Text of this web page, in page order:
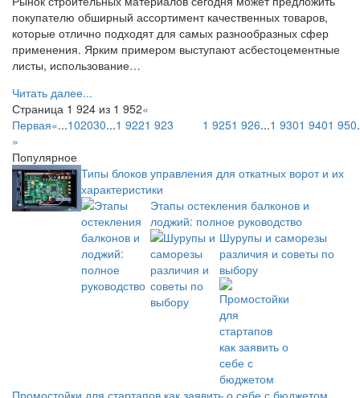
покупателю обширный ассортимент качественных товаров,
которые отлично подходят для самых разнообразных сфер
применения. Ярким примером выступают асбестоцементные
листы, использование…
Читать далее...
Страница 1 924 из 1 952«
Первая«...102030...1 9221 923 1 9251 926...1 9301 9401 950
»
Популярное
Типы блоков управления для откатных ворот и их
характеристики
Этапы остекления балконов и
лоджий: полное руководство
Шурупы и саморезы
различия и советы по
выбору